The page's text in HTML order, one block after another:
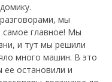
мы
самое главное! Мы
и тут мы решили
много машин. В это
ее остановили и